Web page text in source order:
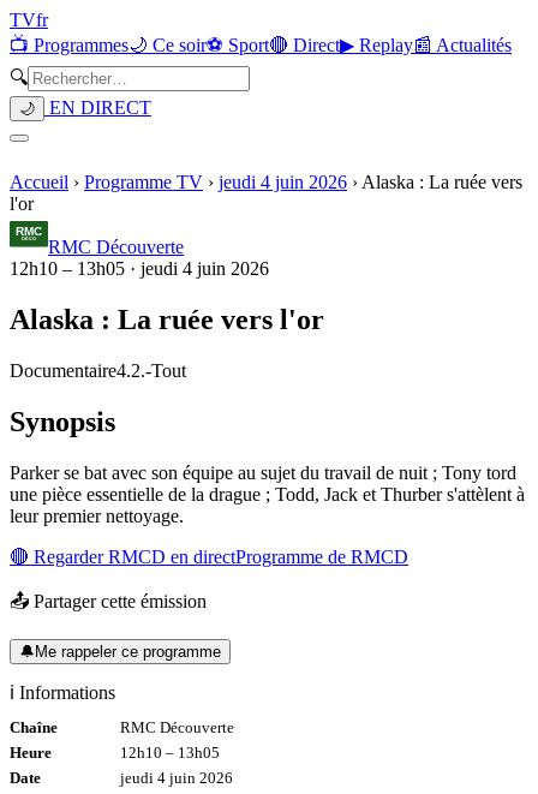
TVfr
📺 Programmes🌙 Ce soir⚽ Sport🔴 Direct▶ Replay📰 Actualités
🔍
🌙 EN DIRECT
Accueil › Programme TV › jeudi 4 juin 2026 › Alaska : La ruée vers
l'or
RMC Découverte
12h10 – 13h05 · jeudi 4 juin 2026
Alaska : La ruée vers l'or
Documentaire4.2.-Tout
Synopsis
Parker se bat avec son équipe au sujet du travail de nuit ; Tony tord
une pièce essentielle de la drague ; Todd, Jack et Thurber s'attèlent à
leur premier nettoyage.
🔴 RegarderRMCD en directProgramme de RMCD
📤 Partager cette émission
🔔Me rappeler ce programme
ℹ️ Informations
Chaîne
RMC Découverte
Heure
12h10 – 13h05
Date
jeudi 4 juin 2026